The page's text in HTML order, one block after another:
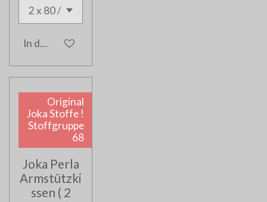
In den Warenkorb
Original
Joka Stoffe !
Stoffgruppe
68
Joka Perla
Armstützki
ssen ( 2